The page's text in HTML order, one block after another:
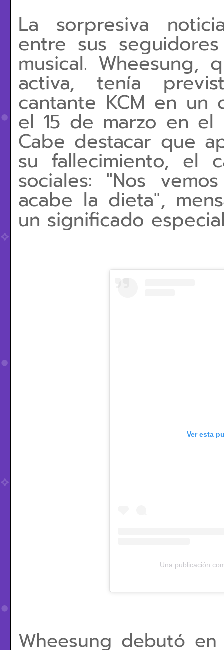
La sorpresiva
entre sus
musical. Wheesung,
activa, tenía
cantante KCM en un
el 15 de marzo en el
Cabe destacar que
su fallecimiento, el
sociales: "Nos
acabe la dieta",
un significado
Ver esta
Una publicación
Wheesung debutó